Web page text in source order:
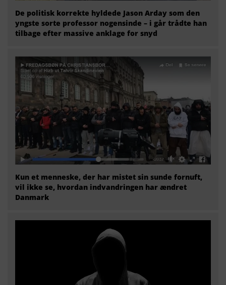
De politisk korrekte hyldede Jason Arday som den
yngste sorte professor nogensinde – i går trådte han
tilbage efter massive anklage for snyd
Kun et menneske, der har mistet sin sunde fornuft,
vil ikke se, hvordan indvandringen har ændret
Danmark